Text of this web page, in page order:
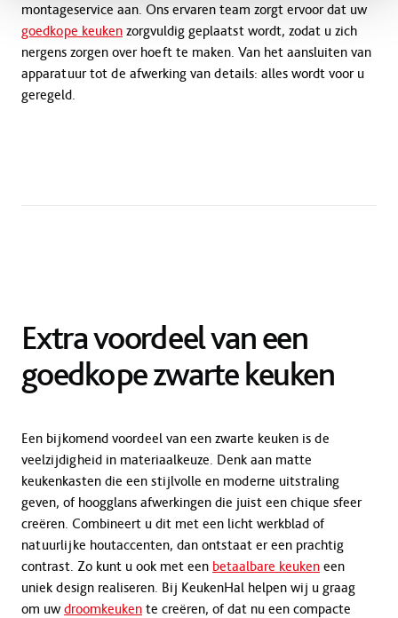
montageservice aan. Ons ervaren team zorgt ervoor dat uw
goedkope keuken zorgvuldig geplaatst wordt, zodat u zich
nergens zorgen over hoeft te maken. Van het aansluiten van
apparatuur tot de afwerking van details: alles wordt voor u
geregeld.
Extra voordeel van een
goedkope zwarte keuken
Een bijkomend voordeel van een zwarte keuken is de
veelzijdigheid in materiaalkeuze. Denk aan matte
keukenkasten die een stijlvolle en moderne uitstraling
geven, of hoogglans afwerkingen die juist een chique sfeer
creëren. Combineert u dit met een licht werkblad of
natuurlijke houtaccenten, dan ontstaat er een prachtig
contrast. Zo kunt u ook met een betaalbare keuken een
uniek design realiseren. Bij KeukenHal helpen wij u graag
om uw droomkeuken te creëren, of dat nu een compacte